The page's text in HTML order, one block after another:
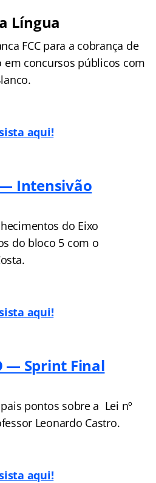
Língua
FCC para a cobrança de
concursos públicos com
aqui!
— Intensivão
do Eixo
do bloco 5 com o
aqui!
— Sprint Final
pontos sobre a Lei nº
Leonardo Castro.
aqui!